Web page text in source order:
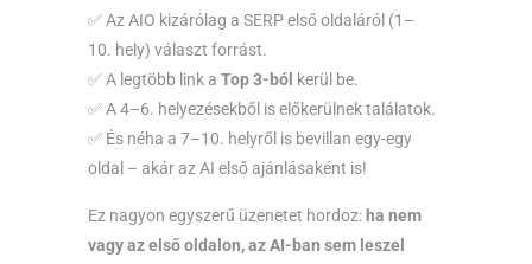
✅ Az AIO kizárólag a SERP első oldaláról (1–
10. hely) választ forrást.
✅ A legtöbb link a Top 3-ból kerül be.
✅ A 4–6. helyezésekből is előkerülnek találatok.
✅ És néha a 7–10. helyről is bevillan egy-egy
oldal – akár az AI első ajánlásaként is!
Ez nagyon egyszerű üzenetet hordoz: ha nem
vagy az első oldalon, az AI-ban sem leszel